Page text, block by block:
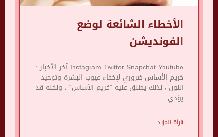
الأخطاء الشائعة لوضع
الفونديشن
Instagram Twitter Snapchat Youtube آخر الأخبار :
كريم الأساس ضروري لإخفاء عيوب البشرة وتوحيد
اللون ، لذلك يطلق عليه “كريم الأساس” ، ولكنه قد
يؤدي
قرأة المزيد